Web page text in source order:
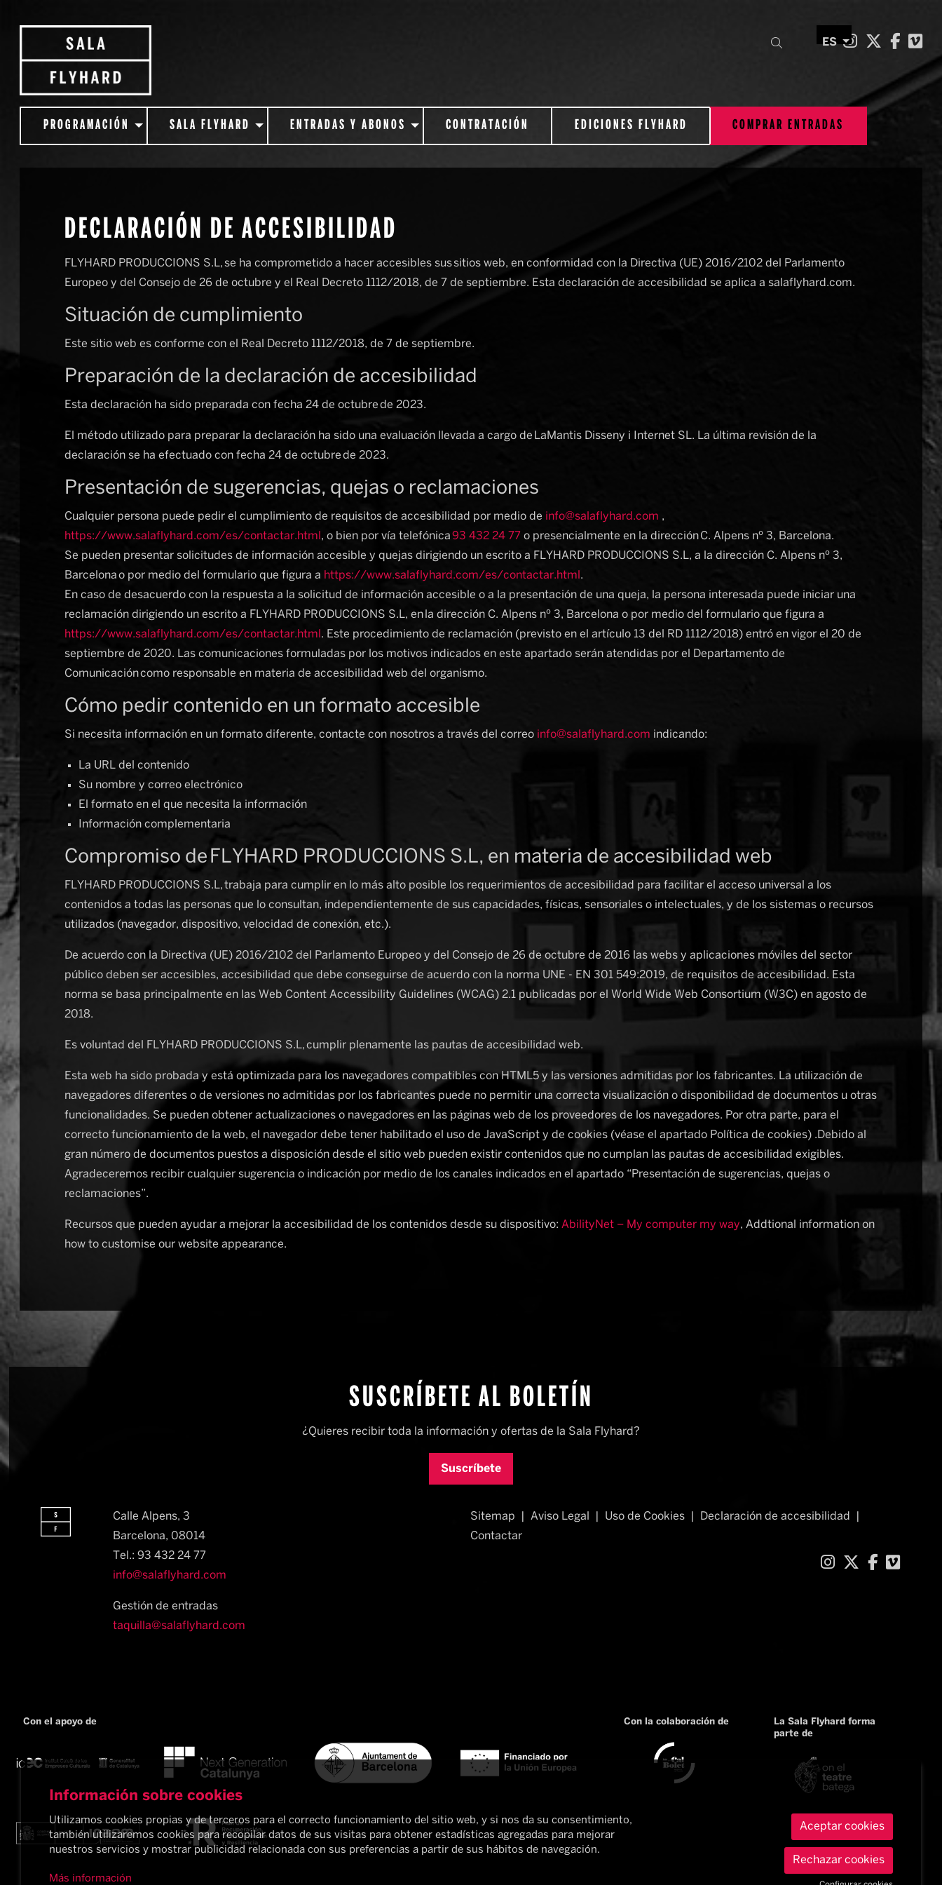
ES Link aLink a
Link
Buscar
PROGRAMACIÓN SALA FLYHARD ENTRADAS Y ABONOS CONTRATACIÓN EDICIONES FLYHARD COMPRAR ENTRADAS
DECLARACIÓN DE ACCESIBILIDAD
FLYHARD PRODUCCIONS S.L, se ha comprometido a hacer accesibles sus sitios web, en conformidad con la Directiva (UE) 2016/2102 del Parlamento
Europeo y del Consejo de 26 de octubre y el Real Decreto 1112/2018, de 7 de septiembre. Esta declaración de accesibilidad se aplica a salaflyhard.com.
Situación de cumplimiento
Este sitio web es conforme con el Real Decreto 1112/2018, de 7 de septiembre.
Preparación de la declaración de accesibilidad
Esta declaración ha sido preparada con fecha 24 de octubre de 2023.
El método utilizado para preparar la declaración ha sido una evaluación llevada a cargo de LaMantis Disseny i Internet SL. La última revisión de la
declaración se ha efectuado con fecha 24 de octubre de 2023.
Presentación de sugerencias, quejas o reclamaciones
Cualquier persona puede pedir el cumplimiento de requisitos de accesibilidad por medio de info@salaflyhard.com ,
https://www.salaflyhard.com/es/contactar.html , o bien por vía telefónica93 432 24 77 o presencialmente en la dirección C. Alpens nº 3, Barcelona.
Se pueden presentar solicitudes de información accesible y quejas dirigiendo un escrito a FLYHARD PRODUCCIONS S.L, a la dirección C. Alpens nº 3,
Barcelona o por medio del formulario que figura a https://www.salaflyhard.com/es/contactar.html .
En caso de desacuerdo con la respuesta a la solicitud de información accesible o a la presentación de una queja, la persona interesada puede iniciar una
reclamación dirigiendo un escrito a FLYHARD PRODUCCIONS S.L, en la dirección C. Alpens nº 3, Barcelona o por medio del formulario que figura a
https://www.salaflyhard.com/es/contactar.html . Este procedimiento de reclamación (previsto en el artículo 13 del RD 1112/2018) entró en vigor el 20 de
septiembre de 2020. Las comunicaciones formuladas por los motivos indicados en este apartado serán atendidas por el Departamento de
Comunicación como responsable en materia de accesibilidad web del organismo.
Cómo pedir contenido en un formato accesible
Si necesita información en un formato diferente, contacte con nosotros a través del correo info@salaflyhard.com indicando:
La URL del contenido
Su nombre y correo electrónico
El formato en el que necesita la información
Información complementaria
Compromiso de FLYHARD PRODUCCIONS S.L, en materia de accesibilidad web
FLYHARD PRODUCCIONS S.L, trabaja para cumplir en lo más alto posible los requerimientos de accesibilidad para facilitar el acceso universal a los
contenidos a todas las personas que lo consultan, independientemente de sus capacidades, físicas, sensoriales o intelectuales, y de los sistemas o recursos
utilizados (navegador, dispositivo, velocidad de conexión, etc.).
De acuerdo con la Directiva (UE) 2016/2102 del Parlamento Europeo y del Consejo de 26 de octubre de 2016 las webs y aplicaciones móviles del sector
público deben ser accesibles, accesibilidad que debe conseguirse de acuerdo con la norma UNE - EN 301 549:2019, de requisitos de accesibilidad. Esta
norma se basa principalmente en las Web Content Accessibility Guidelines (WCAG) 2.1 publicadas por el World Wide Web Consortium (W3C) en agosto de
2018.
Es voluntad del FLYHARD PRODUCCIONS S.L, cumplir plenamente las pautas de accesibilidad web.
Esta web ha sido probada y está optimizada para los navegadores compatibles con HTML5 y las versiones admitidas por los fabricantes. La utilización de
navegadores diferentes o de versiones no admitidas por los fabricantes puede no permitir una correcta visualización o disponibilidad de documentos u otras
funcionalidades. Se pueden obtener actualizaciones o navegadores en las páginas web de los proveedores de los navegadores. Por otra parte, para el
correcto funcionamiento de la web, el navegador debe tener habilitado el uso de JavaScript y de cookies (véase el apartado Política de cookies) .Debido al
gran número de documentos puestos a disposición desde el sitio web pueden existir contenidos que no cumplan las pautas de accesibilidad exigibles.
Agradeceremos recibir cualquier sugerencia o indicación por medio de los canales indicados en el apartado “Presentación de sugerencias, quejas o
reclamaciones”.
Recursos que pueden ayudar a mejorar la accesibilidad de los contenidos desde su dispositivo: AbilityNet – My computer my way, Addtional information on
how to customise our website appearance.
SUSCRÍBETE AL BOLETÍN
¿Quieres recibir toda la información y ofertas de la Sala Flyhard?
Suscríbete
Calle Alpens, 3
Barcelona, 08014​
Tel.: 93 432 24 77
info@salaflyhard.com
Gestión de entradas
taquilla@salaflyhard.com
Sitemap Aviso Legal Uso de Cookies Declaración de accesibilidad
Contactar
Link aLink a
Link a
Con el apoyo de Con la colaboración de
La Sala Flyhard forma
parte de
Información sobre cookies
Utilizamos cookies propias y de terceros para el correcto funcionamiento del sitio web, y si nos da su consentimiento,
también utilizaremos cookies para recopilar datos de sus visitas para obtener estadísticas agregadas para mejorar
nuestros servicios y mostrar publicidad relacionada con sus preferencias a partir de sus hábitos de navegación.
Más información
Aceptar cookies
Rechazar cookies